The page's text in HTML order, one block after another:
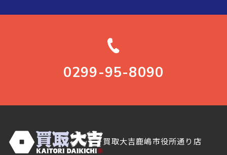
0299-95-8090
買取大吉鹿嶋市役所通り店